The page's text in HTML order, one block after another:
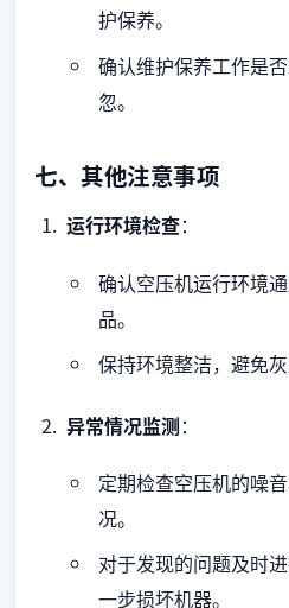
护保养。
确认维护保养工作是
忽。
七、其他注意事项
运行环境检查：
确认空压机运行环境
品。
保持环境整洁，避免
异常情况监测：
定期检查空压机的噪
况。
对于发现的问题及时
一步损坏机器。